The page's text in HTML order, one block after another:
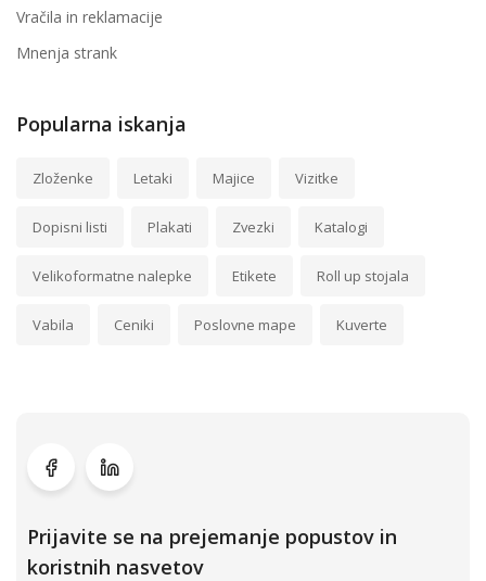
Vračila in reklamacije
Mnenja strank
Popularna iskanja
Zloženke Letaki Majice Vizitke
Dopisni listi Plakati Zvezki Katalogi
Velikoformatne nalepke Etikete Roll up stojala
Vabila Ceniki Poslovne mape Kuverte
Prijavite se na prejemanje popustov in
koristnih nasvetov